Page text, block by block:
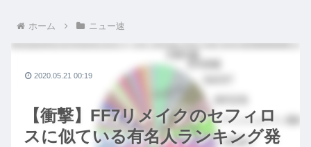
ホーム ニュー速
【衝撃】FF7リメイクのセフィロ
スに似ている有名人ランキング発
2020.05.21 00:19